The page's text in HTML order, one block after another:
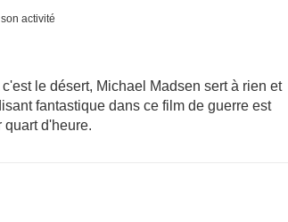
activité
le désert, Michael Madsen sert à rien et
fantastique dans ce film de guerre est
d'heure.